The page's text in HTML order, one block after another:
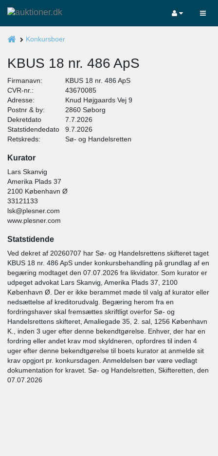
Konkursboer
KBUS 18 nr. 486 ApS
Firmanavn:
KBUS 18 nr. 486 ApS
CVR-nr.:
43670085
Adresse:
Knud Højgaards Vej 9
Postnr & by:
2860 Søborg
Dekretdato
7.7.2026
Statstidendedato
9.7.2026
Retskreds:
Sø- og Handelsretten
Kurator
Lars Skanvig
Amerika Plads 37
2100 København Ø
33121133
lsk@plesner.com
www.plesner.com
Statstidende
Ved dekret af 20260707 har Sø- og Handelsrettens skifteret taget
KBUS 18 nr. 486 ApS under konkursbehandling på grundlag af en
begæring modtaget den 07.07.2026 fra likvidator. Som kurator er
udpeget advokat Lars Skanvig, Amerika Plads 37, 2100
København Ø. Der er ikke berammet møde til valg af kurator eller
nedsættelse af kreditorudvalg. Begæring herom fra en
fordringshaver skal fremsættes skriftligt overfor Sø- og
Handelsrettens skifteret, Amaliegade 35, 2. sal, 1256 København
K., inden 3 uger efter denne bekendtgørelse. Enhver, der har en
fordring eller andet krav mod skyldneren, opfordres til inden 4
uger efter denne bekendtgørelse til boets kurator at anmelde sit
krav opgjort pr. konkursdagen. Anmeldelsen bør være vedlagt
dokumentation for kravet. Sø- og Handelsretten, Skifteretten, den
07.07.2026